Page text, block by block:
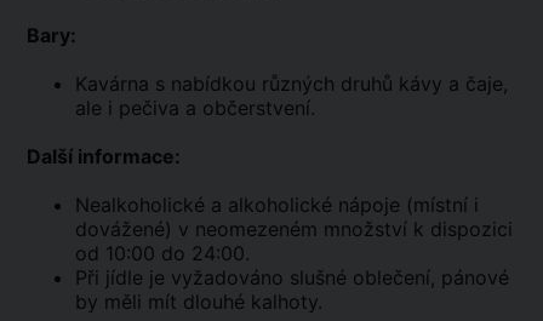
Bary:
Kavárna s nabídkou různých druhů kávy a čaje,
ale i pečiva a občerstvení.
Další informace:
Nealkoholické a alkoholické nápoje (místní i
dovážené) v neomezeném množství k dispozici
od 10:00 do 24:00.
Při jídle je vyžadováno slušné oblečení, pánové
by měli mít dlouhé kalhoty.